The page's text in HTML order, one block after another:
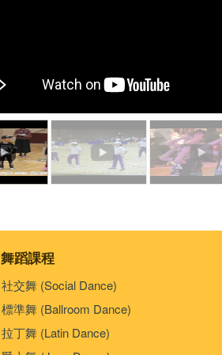
舞蹈課程
社交舞 (Social Dance)
標準舞 (Ballroom Dance)
拉丁舞 (Latin Dance)